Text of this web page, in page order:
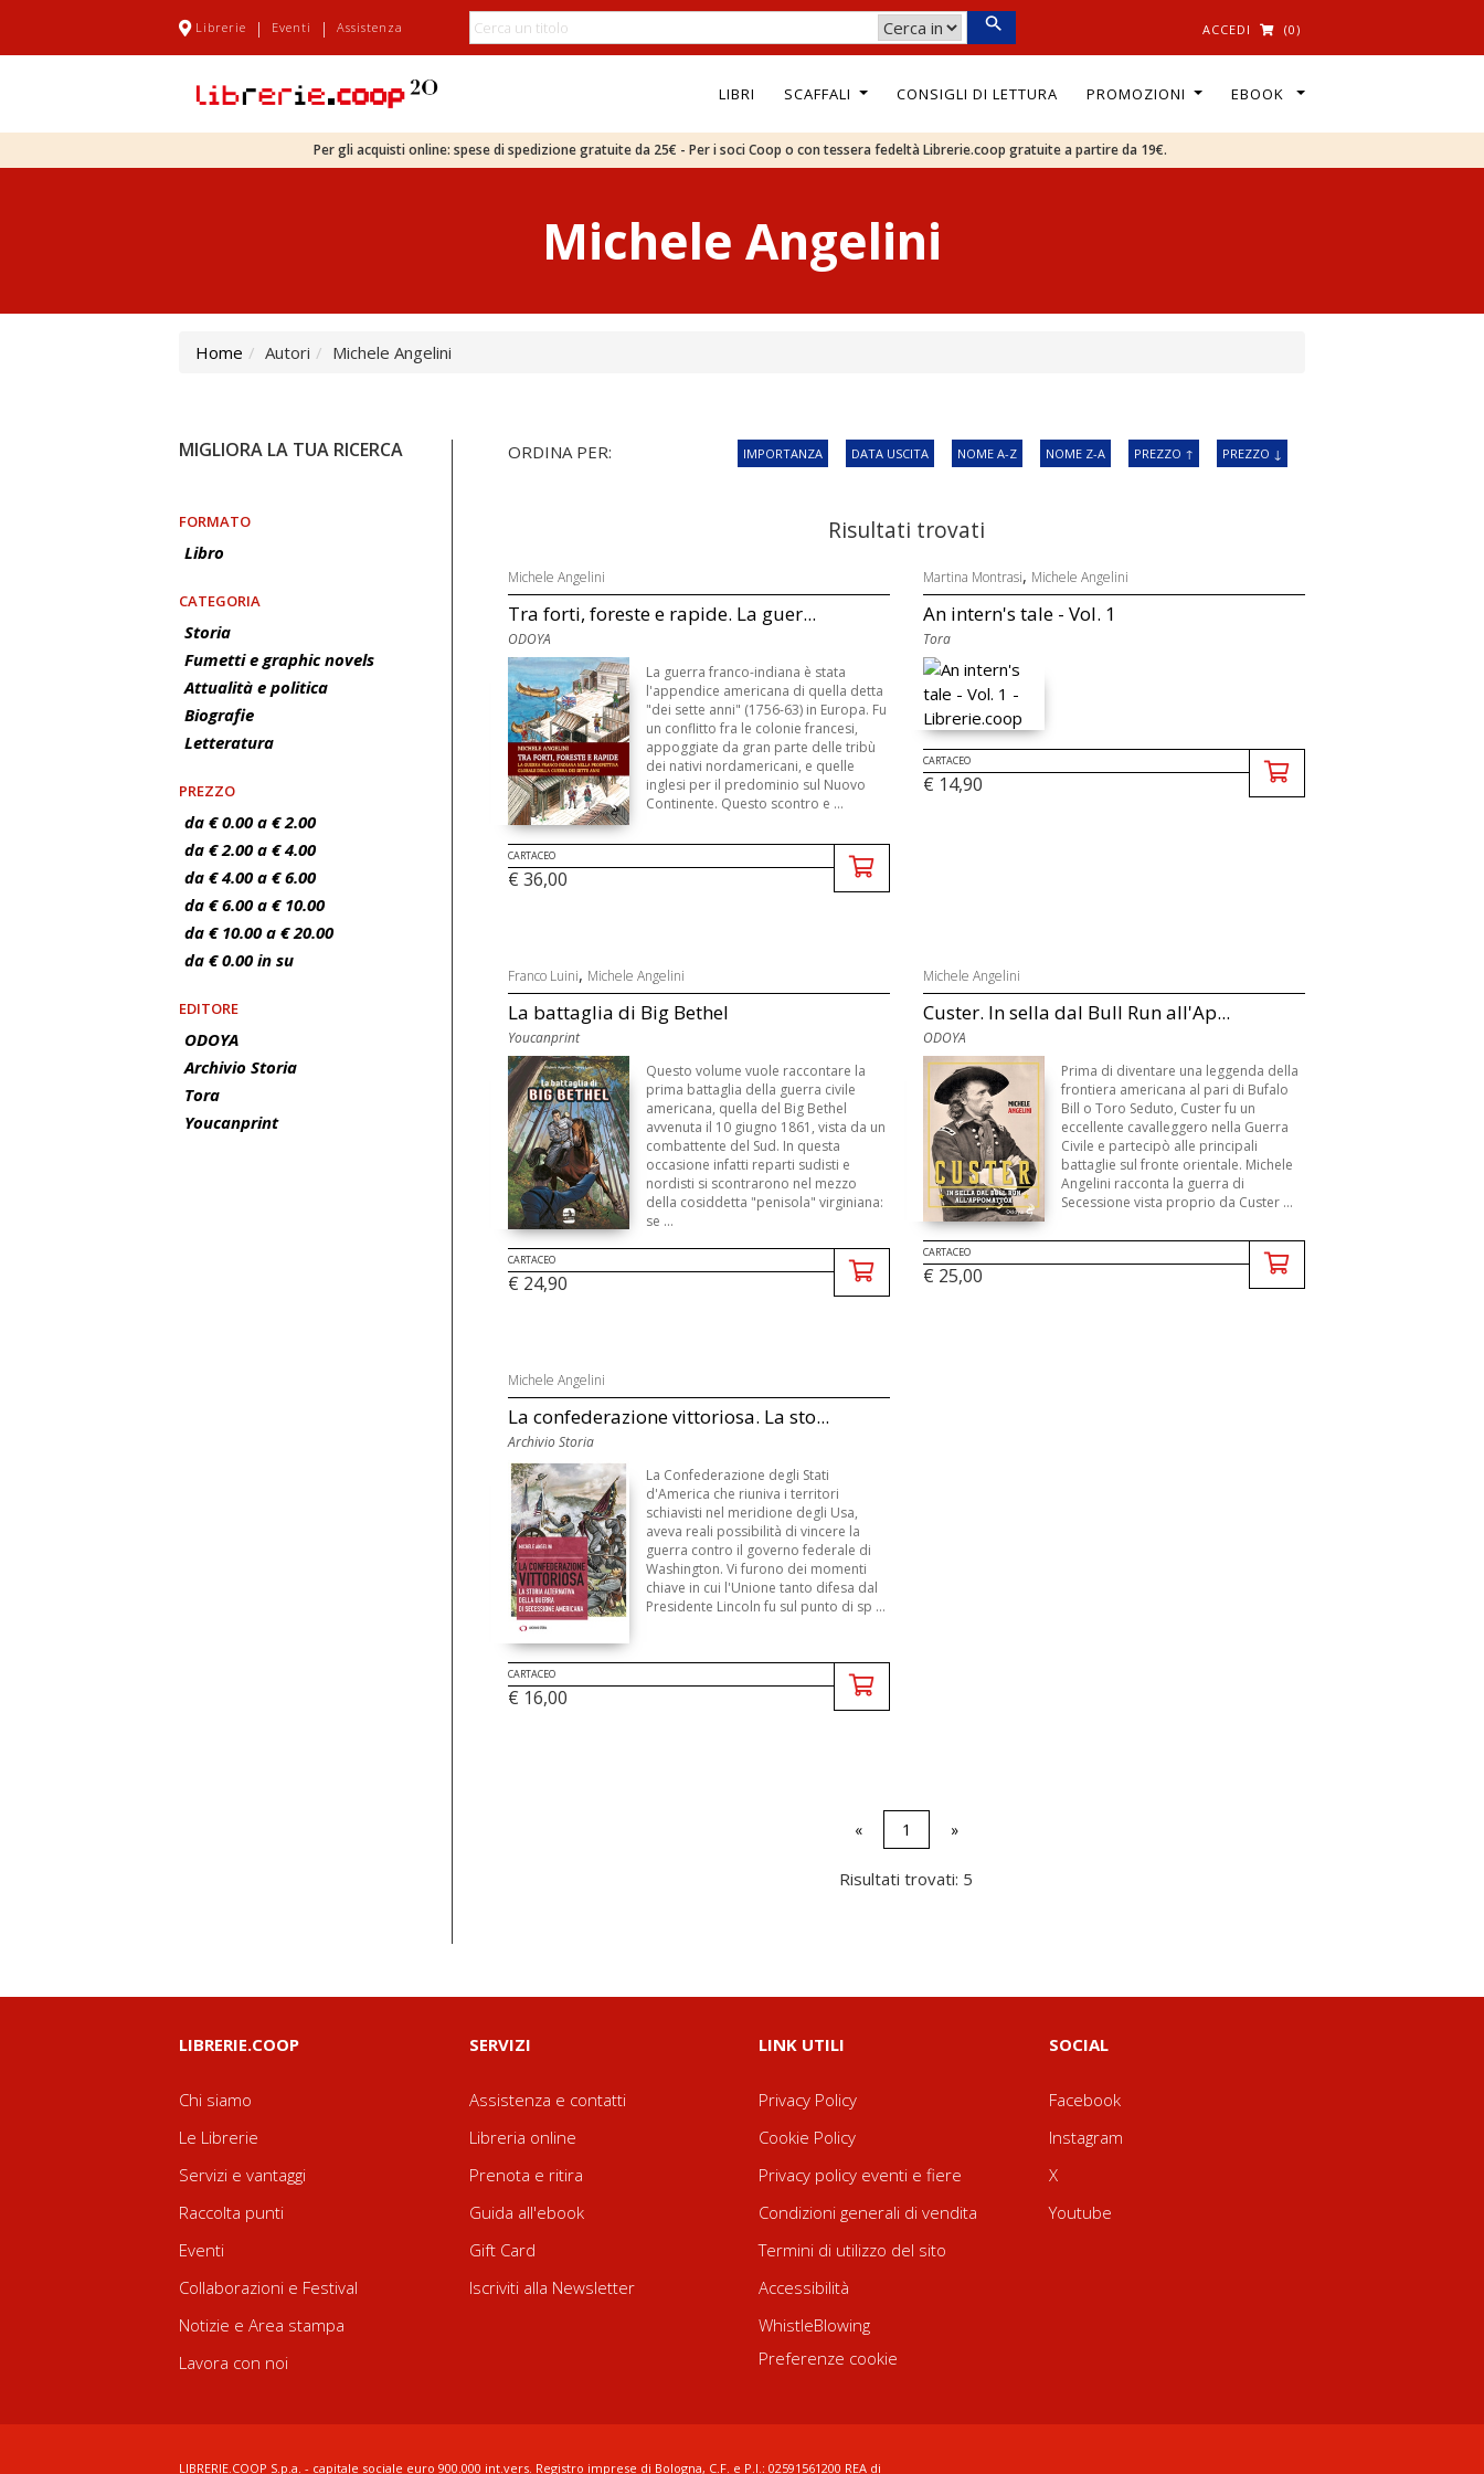
Librerie | Eventi | Assistenza ACCEDI (0)
LIBRI SCAFFALI CONSIGLI DI LETTURA PROMOZIONI EBOOK
Per gli acquisti online: spese di spedizione gratuite da 25€ - Per i soci Coop o con tessera fedeltà Librerie.coop gratuite a partire da 19€.
Michele Angelini
Home Autori Michele Angelini
MIGLIORA LA TUA RICERCA
FORMATO
Libro
CATEGORIA
Storia
Fumetti e graphic novels
Attualità e politica
Biografie
Letteratura
PREZZO
da € 0.00 a € 2.00
da € 2.00 a € 4.00
da € 4.00 a € 6.00
da € 6.00 a € 10.00
da € 10.00 a € 20.00
da € 0.00 in su
EDITORE
ODOYA
Archivio Storia
Tora
Youcanprint
ORDINA PER: IMPORTANZA DATA USCITA NOME A-Z NOME Z-A PREZZO ↑ PREZZO ↓
Risultati trovati
Michele Angelini
Tra forti, foreste e rapide. La guer...
ODOYA
La guerra franco-indiana è stata
l'appendice americana di quella detta
"dei sette anni" (1756-63) in Europa. Fu
un conflitto fra le colonie francesi,
appoggiate da gran parte delle tribù
dei nativi nordamericani, e quelle
inglesi per il predominio sul Nuovo
Continente. Questo scontro e ...
CARTACEO
€ 36,00
Martina Montrasi, Michele Angelini
An intern's tale - Vol. 1
Tora
CARTACEO
€ 14,90
Franco Luini, Michele Angelini
La battaglia di Big Bethel
Youcanprint
Questo volume vuole raccontare la
prima battaglia della guerra civile
americana, quella del Big Bethel
avvenuta il 10 giugno 1861, vista da un
combattente del Sud. In questa
occasione infatti reparti sudisti e
nordisti si scontrarono nel mezzo
della cosiddetta "penisola" virginiana:
se ...
CARTACEO
€ 24,90
Michele Angelini
Custer. In sella dal Bull Run all'Ap...
ODOYA
Prima di diventare una leggenda della
frontiera americana al pari di Bufalo
Bill o Toro Seduto, Custer fu un
eccellente cavalleggero nella Guerra
Civile e partecipò alle principali
battaglie sul fronte orientale. Michele
Angelini racconta la guerra di
Secessione vista proprio da Custer ...
CARTACEO
€ 25,00
Michele Angelini
La confederazione vittoriosa. La sto...
Archivio Storia
La Confederazione degli Stati
d'America che riuniva i territori
schiavisti nel meridione degli Usa,
aveva reali possibilità di vincere la
guerra contro il governo federale di
Washington. Vi furono dei momenti
chiave in cui l'Unione tanto difesa dal
Presidente Lincoln fu sul punto di sp ...
CARTACEO
€ 16,00
« 1 »
Risultati trovati: 5
LIBRERIE.COOP
Chi siamo
Le Librerie
Servizi e vantaggi
Raccolta punti
Eventi
Collaborazioni e Festival
Notizie e Area stampa
Lavora con noi
SERVIZI
Assistenza e contatti
Libreria online
Prenota e ritira
Guida all'ebook
Gift Card
Iscriviti alla Newsletter
LINK UTILI
Privacy Policy
Cookie Policy
Privacy policy eventi e fiere
Condizioni generali di vendita
Termini di utilizzo del sito
Accessibilità
WhistleBlowing
Preferenze cookie
SOCIAL
Facebook
Instagram
X
Youtube
LIBRERIE.COOP S.p.a. - capitale sociale euro 900.000 int.vers. Registro imprese di Bologna, C.F. e P.I.: 02591561200 REA di